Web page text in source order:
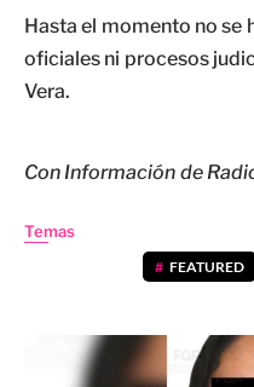
Hasta el momento no se
oficiales ni procesos
Vera.
Con Información de
Temas
FEATURED